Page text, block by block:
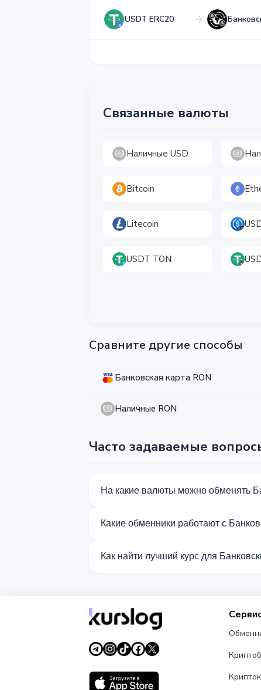
USDT ERC20
Связанные валюты
Наличные USD
Bitcoin
Litecoin
USDT TON
Сравните другие способы
Банковская карта RON
Наличные RON
Часто задаваемые
На какие валюты можно обменять
Какие обменники работают с
Как найти лучший курс для